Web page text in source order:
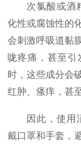
次氯酸或酒
化性或腐蚀性的
会刺激呼吸道黏
咙疼痛，甚至引
时，这些成分会
红肿、瘙痒，甚
因此，使用
戴口罩和手套，